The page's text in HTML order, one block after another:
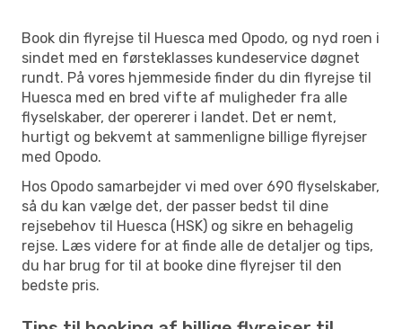
Book din flyrejse til Huesca med Opodo, og nyd roen i
sindet med en førsteklasses kundeservice døgnet
rundt. På vores hjemmeside finder du din flyrejse til
Huesca med en bred vifte af muligheder fra alle
flyselskaber, der opererer i landet. Det er nemt,
hurtigt og bekvemt at sammenligne billige flyrejser
med Opodo.
Hos Opodo samarbejder vi med over 690 flyselskaber,
så du kan vælge det, der passer bedst til dine
rejsebehov til Huesca (HSK) og sikre en behagelig
rejse. Læs videre for at finde alle de detaljer og tips,
du har brug for til at booke dine flyrejser til den
bedste pris.